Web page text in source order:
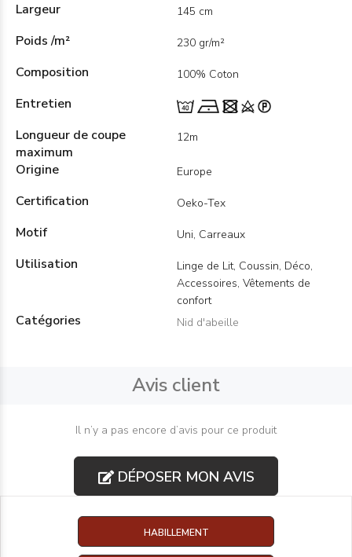
Largeur 145 cm
Poids /m² 230 gr/m²
Composition 100% Coton
Entretien
Longueur de coupe
maximum
12m
Origine Europe
Certification Oeko-Tex
Motif Uni, Carreaux
Utilisation
Linge de Lit, Coussin, Déco,
Accessoires, Vêtements de
confort
Catégories Nid d'abeille
Avis client
Il n’y a pas encore d’avis pour ce produit
DÉPOSER MON AVIS
HABILLEMENT